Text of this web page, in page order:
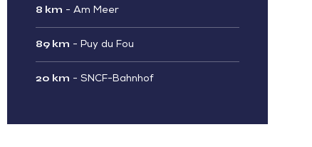
8 km - Am Meer
89 km - Puy du Fou
20 km - SNCF-Bahnhof